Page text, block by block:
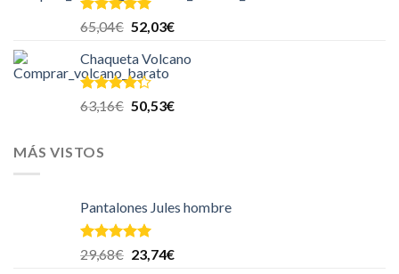
Valorado en
5.00
65,04€ 52,03€
Chaqueta Volcano
Valorado
en
63,16€ 50,53€
MÁS VISTOS
Pantalones Jules hombre
Valorado en
5.00
29,68€ 23,74€